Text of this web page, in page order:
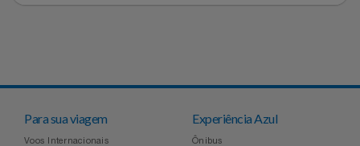
Para sua viagem
Voos Internacionais
Experiência Azul
Ônibus